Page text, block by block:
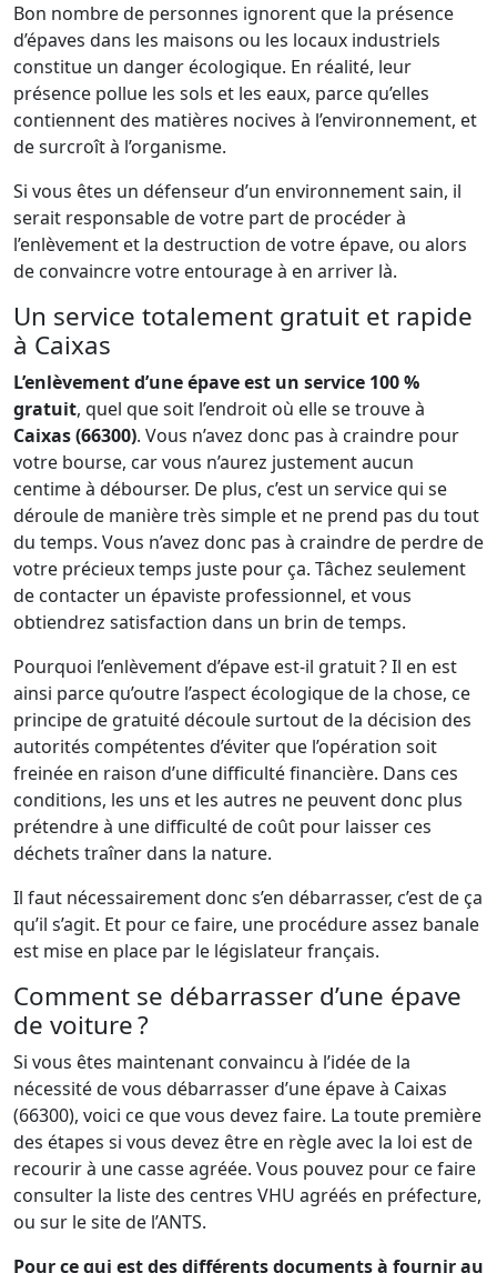
Bon nombre de personnes ignorent que la présence
d’épaves dans les maisons ou les locaux industriels
constitue un danger écologique. En réalité, leur
présence pollue les sols et les eaux, parce qu’elles
contiennent des matières nocives à l’environnement, et
de surcroît à l’organisme.
Si vous êtes un défenseur d’un environnement sain, il
serait responsable de votre part de procéder à
l’enlèvement et la destruction de votre épave, ou alors
de convaincre votre entourage à en arriver là.
Un service totalement gratuit et rapide
à Caixas
L’enlèvement d’une épave est un service 100 %
gratuit, quel que soit l’endroit où elle se trouve à
Caixas (66300). Vous n’avez donc pas à craindre pour
votre bourse, car vous n’aurez justement aucun
centime à débourser. De plus, c’est un service qui se
déroule de manière très simple et ne prend pas du tout
du temps. Vous n’avez donc pas à craindre de perdre de
votre précieux temps juste pour ça. Tâchez seulement
de contacter un épaviste professionnel, et vous
obtiendrez satisfaction dans un brin de temps.
Pourquoi l’enlèvement d’épave est-il gratuit ? Il en est
ainsi parce qu’outre l’aspect écologique de la chose, ce
principe de gratuité découle surtout de la décision des
autorités compétentes d’éviter que l’opération soit
freinée en raison d’une difficulté financière. Dans ces
conditions, les uns et les autres ne peuvent donc plus
prétendre à une difficulté de coût pour laisser ces
déchets traîner dans la nature.
Il faut nécessairement donc s’en débarrasser, c’est de ça
qu’il s’agit. Et pour ce faire, une procédure assez banale
est mise en place par le législateur français.
Comment se débarrasser d’une épave
de voiture ?
Si vous êtes maintenant convaincu à l’idée de la
nécessité de vous débarrasser d’une épave à Caixas
(66300), voici ce que vous devez faire. La toute première
des étapes si vous devez être en règle avec la loi est de
recourir à une casse agréée. Vous pouvez pour ce faire
consulter la liste des centres VHU agréés en préfecture,
ou sur le site de l’ANTS.
Pour ce qui est des différents documents à fournir au